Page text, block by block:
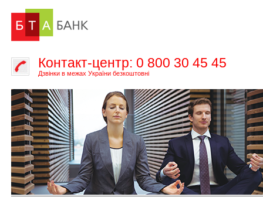
Контакт-центр: 0 800 30 45 45
Дзвінки в межах України безкоштовні